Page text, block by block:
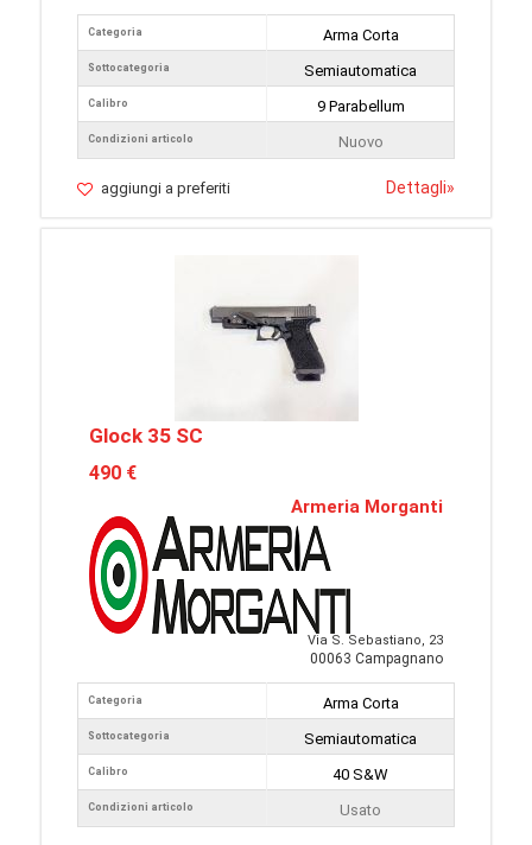
Categoria
Sottocategoria
Calibro
Condizioni articolo
Arma Corta
Semiautomatica
9 Parabellum
Nuovo
aggiungi a preferiti Dettagli»
Glock 35 SC
490 €
Armeria Morganti
Via S. Sebastiano, 23
00063 Campagnano
Categoria
Sottocategoria
Calibro
Condizioni articolo
Arma Corta
Semiautomatica
40 S&W
Usato